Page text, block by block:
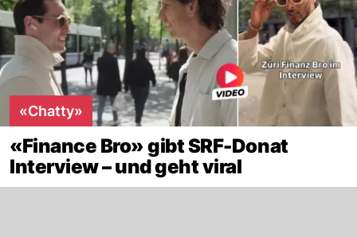
«Chatty»
«Finance Bro» gibt SRF-Donat
Interview – und geht viral